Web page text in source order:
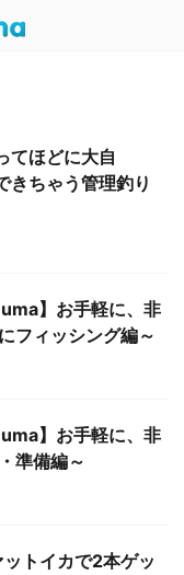
てほどに大自
ちゃう管理釣り
】お手軽に、非
フィッシング編～
】お手軽に、非
準備編～
トイカで2本ゲッ